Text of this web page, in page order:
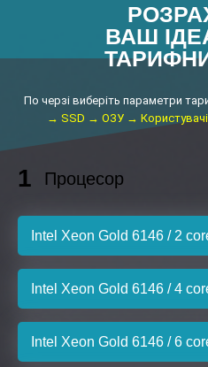
ВАШ
По черзі виберіть параметри
→ SSD → ОЗУ → Користувачі
1 Процесор
Intel Xeon Gold 6146 / 2
Intel Xeon Gold 6146 / 4
Intel Xeon Gold 6146 / 6